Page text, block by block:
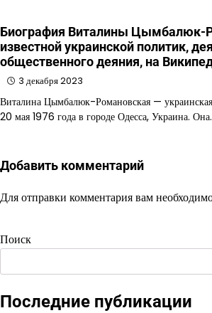
Биография Виталины Цымбалюк-
известной украинской политик,
общественного деяния, на
3 декабря 2023
Виталина Цымбалюк-Романовская — украинская
20 мая 1976 года в городе Одесса, Украина.
Добавить комментарий
Для отправки комментария вам
Поиск
Последние публикации